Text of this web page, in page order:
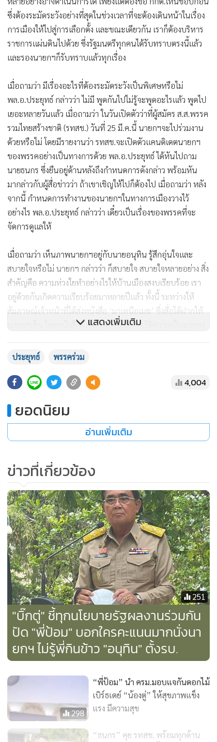
ซึ่งต้องระมัดระวังอย่างที่สุดในช่วงเวลาที่จะต้องเดินหน้าในเรื่อง
การเมืองให้ไปสู่การเลือกตั้ง และขณะเดียวกัน เราก็ต้องบริหาร
ราชการแผ่นดินไปด้วย ซึ่งรัฐมนตรีทุกคนได้รับทราบตรงนี้แล้ว
และรองนายกฯก็รับทราบแล้วทุกเรื่อง
เมื่อถามว่า มีเรื่องอะไรที่ต้องระมัดระวังเป็นพิเศษหรือไม่
พล.อ.ประยุทธ์ กล่าวว่า ไม่มี พูดกันไปไม่รู้จะพูดอะไรแล้ว พูดไป
เยอะหลายวันแล้ว เมื่อถามว่า ในวันเปิดตัวว่าที่ผู้สมัคร ส.ส.พรรค
รวมไทยสร้างชาติ (รทสช.) วันที่ 25 มี.ค.นี้ นายกฯจะไปร่วมงาน
ด้วยหรือไม่ โดยมีรายงานว่า รทสช.จะเปิดตัวแคนดิเดตนายกฯ
ของพรรคอย่างเป็นทางการด้วย พล.อ.ประยุทธ์ ได้หันไปถาม
นายธนกร ซึ่งยืนอยู่ด้านหลังถึงกำหนดการดังกล่าว พร้อมหัน
มากล่าวกับผู้สื่อข่าวว่า ถ้าเขาเชิญให้ไปก็ต้องไป เมื่อถามว่า หลัง
จากนี้ กำหนดการทำงานของนายกฯในทางการเมืองวางไว้
อย่างไร พล.อ.ประยุทธ์ กล่าวว่า เดี๋ยวเป็นเรื่องของพรรคที่จะ
จัดการดูแลให้
เมื่อถามว่า เห็นภาพนายกฯอยู่กับนายอนุทิน รู้สึกอุ่นใจและ
สบายใจหรือไม่ นายกฯ กล่าวว่า ก็สบายใจ สบายใจหลายอย่าง สิ่ง
สำคัญคือ ความห่วงใยทำอย่างไรให้บ้านเมืองสงบเรียบร้อย เรา
อยู่ด้วยกันเกิดความเรียบร้อยมาหลายปีแล้ว ทั้งนี้ ระหว่างให้
สัมภาษณ์เจ้าหน้าที่ได้ส่งหนังสือ ‘มาเหนือเมฆ’ ซึ่งสื่อได้ฝากให้
นายกฯเซ็น โดยหนังสือดังกล่าวเขียนถึงประวัติความเป็นมาของ
เมื่อถามว่า รู้สึกแฮปปี้หรือไม่ ครม.ร่วมอวยพรวันเกิด
พล.อ.ประยุทธ์ กล่าวว่า ทำไมล่ะ ตนมีความสุขทุกวันในการ
พรรคการเมืองก็เป็นพรรคร่วมรัฐบาลมาโดยตลอด และเราไม่รัก
กันคงทำอะไรไม่สำเร็จหรอก 4-5 ปีที่ผ่านมาเยอะแยะ ก็ร่วมมือ
กัน รักกัน ไม่ได้ขัดแย้งกัน เมื่อถามว่า จากนี้ไปพรรคร่วมรัฐบาล
ส่ายหัวเล็กน้อย เมื่อถามว่า กับนายอนุทิน มิตรภาพเป็นอย่างไร
บ้างในตอนนี้ พล.อ.ประยุทธ์ หันมายิ้ม ขณะที่นายอนุทินหัวเราะ
พร้อมกับโผลเข้าโอบเอว ซบที่หน้าอกนายกฯ ขณะที่นายกฯยิ้ม
พร้อมกับกล่าวว่า ไม่มีอะไรอยู่แล้ว เมื่อถามว่า นายอนุทิน ปิดดีล
กับพรรคพลังประชารัฐไปแล้ว และวันนี้ปิดดีลกับนายกฯหรือยัง
พล.อ.ประยุทธ์ กล่าวว่า “ผมไม่ไปดีลอะไรกับใครทั้งนั้น ยังเลือก
ตั้งไม่เสร็จเลย”
จากนั้นผู้สื่อข่าวได้ขอให้นายอนุทินกอดนายกฯแบบเมื่อสักครู่
อีกครั้ง เพื่อเป็นการยืนยันมิตรภาพ นายกฯกล่าวว่า “ปกติผมไม่
ค่อยให้ใครกอด” และยิ้มอย่างอารมณ์ดี ก่อนเดินขึ้นบันไดตึก
ไทยคู่ฟ้า และกล่าวอีกว่า กอดไปแล้ว กอดแล้วๆ ขณะที่ นาย
อนุทิน ยืนหัวเราะอยู่ใกล้ๆ โดยก่อนจะเข้าไปในตึกไทยคู่ฟ้า ทั้ง 2
คนได้หยุด และทั้ง 2 คนต่างคนต่างเอามือโอบเอวด้านหลัง และ
นายกฯกล่าวว่า ก็กอดกันแบบนี้ทุกคน เพราะที่นี่คือประเทศไทย
ของเรา อย่างไรก็ต้องช่วยกัน เมื่อถามว่าจะจับมือกันถึงรัฐบาล
หน้าเลยหรือไม่ พล.อ.ประยุทธ์ กล่าวว่า อย่าถามไปไกลขนาดนั้น
แสดงเพิ่มเติม
ประยุทธ์ พรรคร่วม
4,004
ยอดนิยม
อ่านเพิ่มเติม
ข่าวที่เกี่ยวข้อง
251
"บิ๊กตู่" ชี้ทุกนโยบายรัฐผลงานร่วมกัน
ปัด "พี่ป้อม" บอกใครคะแนนมากนั่งนา
ยกฯ ไม่รู้พี่กินข้าว "อนุทิน" ตั้งรบ.
298
“พี่ป้อม” นำ ครม.มอบแจกันดอกไม้
เบิร์ธเดย์ “น้องตู่” ให้สุขภาพแข็ง
แรง มีความสุข
“ธนกร” คุย รทสช. พร้อมทุกด้าน